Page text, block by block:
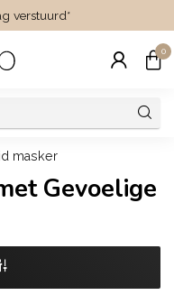
verstuurd*
0
masker
Gevoelige